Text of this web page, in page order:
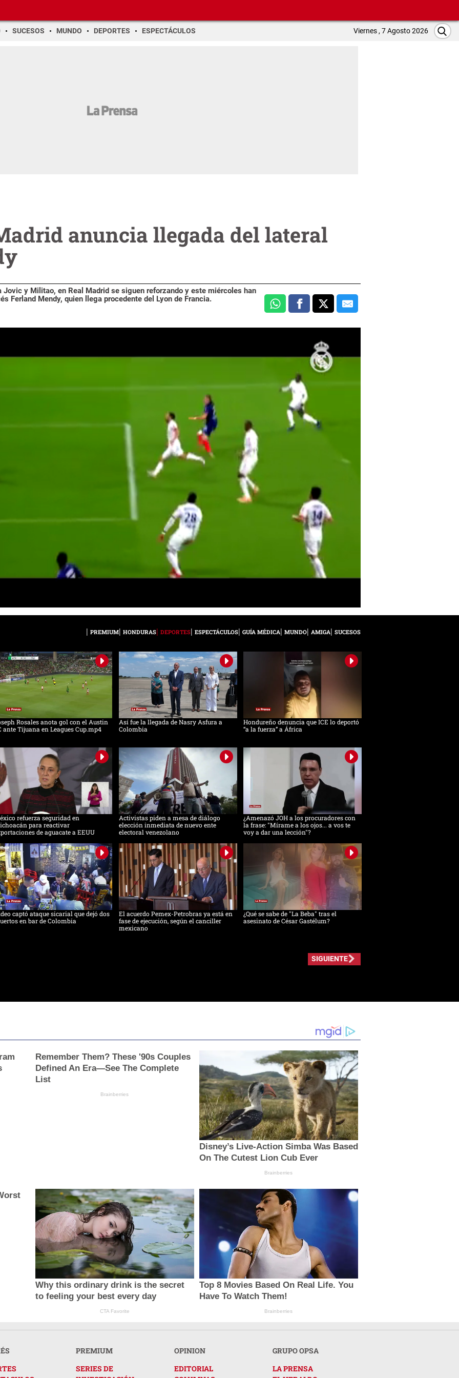
SUCESOS MUNDO DEPORTES ESPECTÁCULOS Viernes , 7 Agosto 2026
anuncia llegada del lateral
Jovic y Militao, en Real Madrid se siguen reforzando y este miércoles han
Ferland Mendy, quien llega procedente del Lyon de Francia.
PREMIUM HONDURAS DEPORTES ESPECTÁCULOS GUÍA MÉDICA MUNDO AMIGA SUCESOS
Rosales anota gol con el Austin
ante Tijuana en Leagues Cup.mp4
Así fue la llegada de Nasry Asfura a
Colombia
Hondureño denuncia que ICE lo deportó
“a la fuerza” a África
refuerza seguridad en
para reactivar
de aguacate a EEUU
Activistas piden a mesa de diálogo
elección inmediata de nuevo ente
electoral venezolano
¿Amenazó JOH a los procuradores con
la frase: "Mírame a los ojos... a vos te
voy a dar una lección"?
captó ataque sicarial que dejó dos
en bar de Colombia
El acuerdo Pemex-Petrobras ya está en
fase de ejecución, según el canciller
mexicano
¿Qué se sabe de "La Beba" tras el
asesinato de César Gastélum?
SIGUIENTE
Remember Them? These '90s Couples
Defined An Era—See The Complete
List
Brainberries
Disney’s Live-Action Simba Was Based
On The Cutest Lion Cub Ever
Brainberries
Why this ordinary drink is the secret
to feeling your best every day
CTA Favorite
Top 8 Movies Based On Real Life. You
Have To Watch Them!
Brainberries
PREMIUM
SERIES DE
OPINION
EDITORIAL
GRUPO OPSA
LA PRENSA